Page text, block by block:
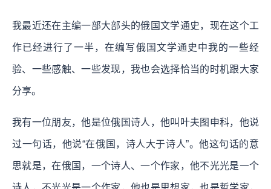
我最近还在主编一部大部头的俄国文学通史，现在这个工
作已经进行了一半，在编写俄国文学通史中我的一些经
验、一些感触、一些发现，我也会选择恰当的时机跟大家
分享。
我有一位朋友，他是位俄国诗人，他叫叶夫图申科，他说
过一句话，他说“在俄国，诗人大于诗人”。他这句话的意
思就是，在俄国，一个诗人、一个作家，他不光光是一个